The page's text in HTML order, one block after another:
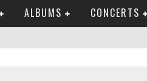
ALBUMS CONCERTS